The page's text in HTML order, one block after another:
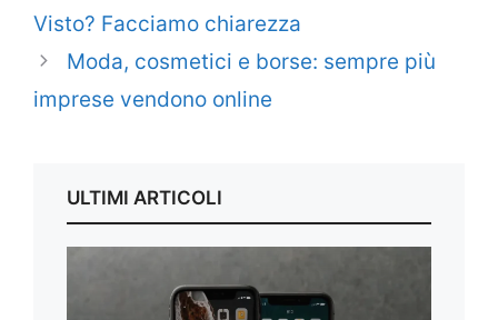
Visto? Facciamo chiarezza
Moda, cosmetici e borse: sempre più
imprese vendono online
ULTIMI ARTICOLI